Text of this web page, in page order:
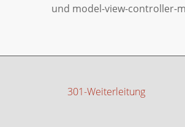
und model-view-controller-
301-Weiterleitung